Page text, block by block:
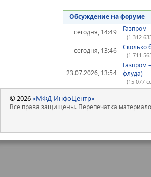
Обсуждение на форуме
сегодня, 14:49
Газпром
(1 312
сегодня, 13:46 Сколько
(1 711
23.07.2026, 13:54
Газпром
флуда)
(15 077
© 2026«МФД-ИнфоЦентр»
Все права защищены. Перепечатка